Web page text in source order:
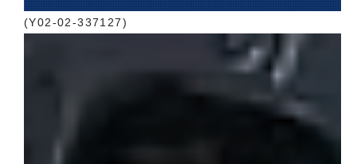
(Y02-02-337127)